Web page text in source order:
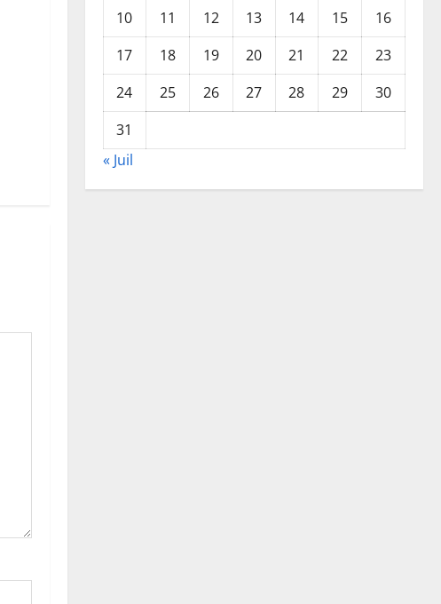
10
11 12 13 14 15
16
17
18 19 20 21 22
23
24
25 26 27 28 29
30
31
« Juil